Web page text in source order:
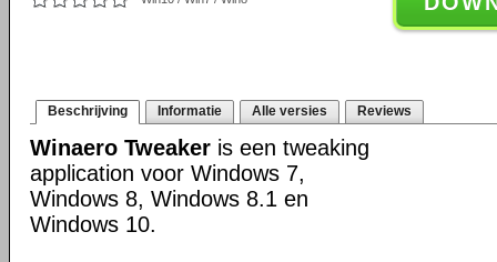
Beschrijving Informatie Alle versies Reviews
Winaero Tweaker is een tweaking
application voor Windows 7,
Windows 8, Windows 8.1 en
Windows 10.